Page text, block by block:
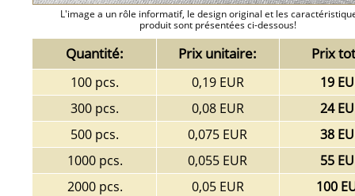
L'image a un rôle informatif, le design original et les
produit sont présentées ci-dessous!
Quantité: Prix unitaire: Prix
100 pcs. 0,19 EUR
19
300 pcs.
0,08 EUR
24
500 pcs.
0,075 EUR
38
1000 pcs.
0,055 EUR
55
2000 pcs.
0,05 EUR
100